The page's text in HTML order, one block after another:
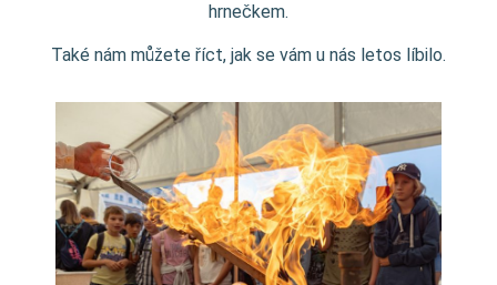
hrnečkem.
Také nám můžete říct, jak se vám u nás letos líbilo.